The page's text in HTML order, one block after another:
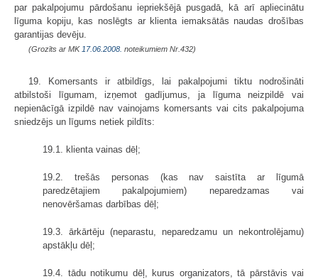
par pakalpojumu pārdošanu iepriekšējā pusgadā, kā arī apliecinātu
līguma kopiju, kas noslēgts ar klienta iemaksātās naudas drošības
garantijas devēju.
(Grozīts ar MK 17.06.2008. noteikumiem Nr.432)
19. Komersants ir atbildīgs, lai pakalpojumi tiktu nodrošināti
atbilstoši līgumam, izņemot gadījumus, ja līguma neizpildē vai
nepienācīgā izpildē nav vainojams komersants vai cits pakalpojuma
sniedzējs un līgums netiek pildīts:
19.1. klienta vainas dēļ;
19.2. trešās personas (kas nav saistīta ar līgumā
paredzētajiem pakalpojumiem) neparedzamas vai
nenovēršamas darbības dēļ;
19.3. ārkārtēju (neparastu, neparedzamu un nekontrolējamu)
apstākļu dēļ;
19.4. tādu notikumu dēļ, kurus organizators, tā pārstāvis vai